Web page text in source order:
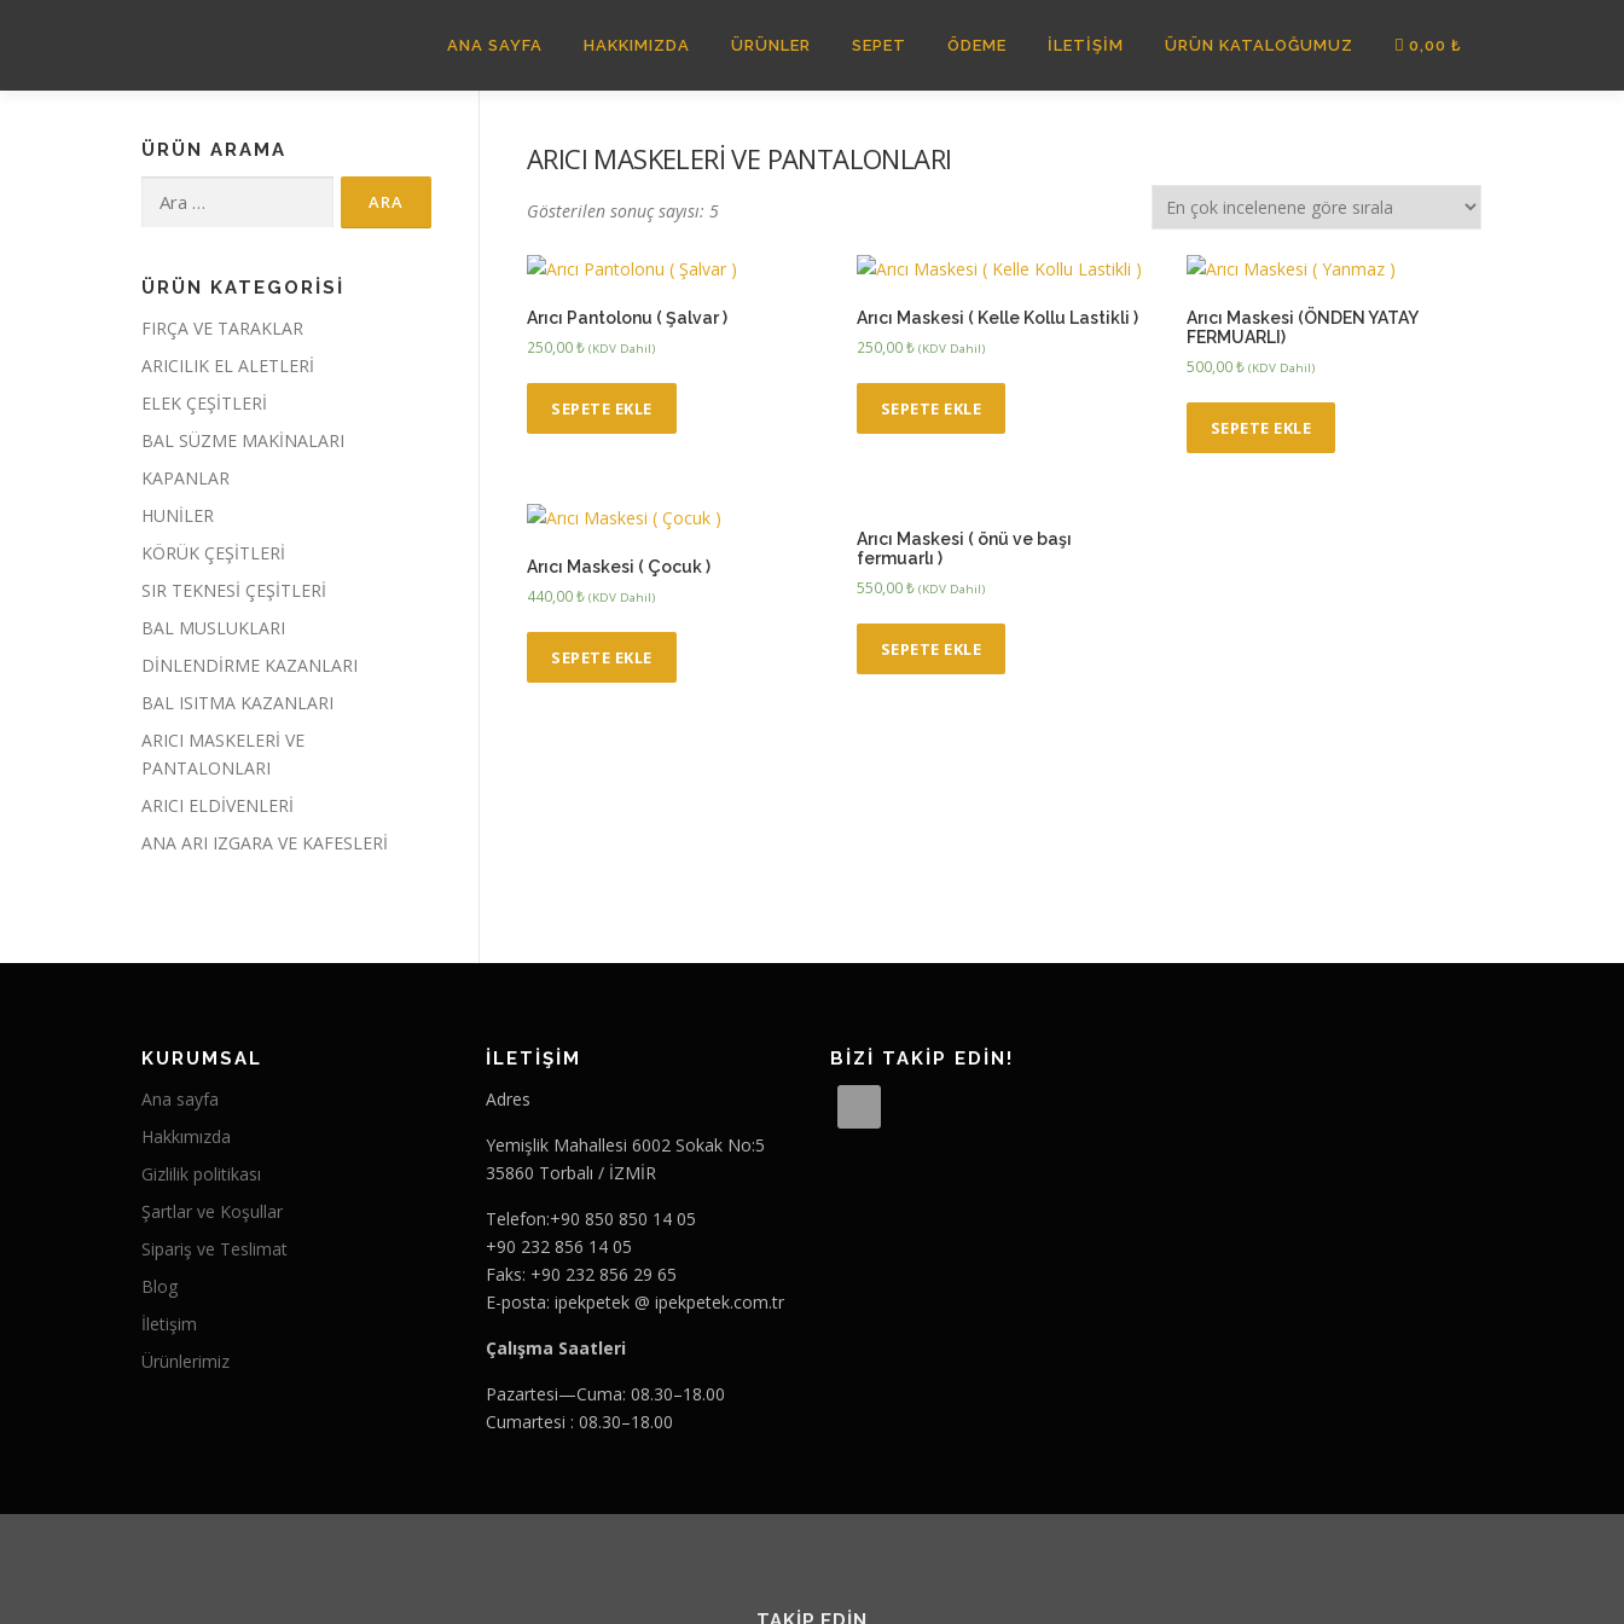
ANA SAYFA HAKKIMIZDA ÜRÜNLER SEPET ÖDEME İLETIŞIM ÜRÜN KATALOĞUMUZ 0,00 ₺
ARICI MASKELERİ VE PANTALONLARI
Gösterilen sonuç sayısı: 5
Arıcı Pantolonu ( Şalvar )
250,00₺ (KDV Dahil)
SEPETE EKLE
Arıcı Maskesi ( Kelle Kollu Lastikli )
250,00₺ (KDV Dahil)
SEPETE EKLE
Arıcı Maskesi (ÖNDEN YATAY
FERMUARLI)
500,00₺ (KDV Dahil)
SEPETE EKLE
Arıcı Maskesi ( Çocuk )
440,00₺ (KDV Dahil)
SEPETE EKLE
Arıcı Maskesi ( önü ve başı
fermuarlı )
550,00₺ (KDV Dahil)
SEPETE EKLE
ÜRÜN ARAMA
ÜRÜN KATEGORİSİ
FIRÇA VE TARAKLAR
ARICILIK EL ALETLERİ
ELEK ÇEŞİTLERİ
BAL SÜZME MAKİNALARI
KAPANLAR
HUNİLER
KÖRÜK ÇEŞİTLERİ
SIR TEKNESİ ÇEŞİTLERİ
BAL MUSLUKLARI
DİNLENDİRME KAZANLARI
BAL ISITMA KAZANLARI
ARICI MASKELERİ VE
PANTALONLARI
ARICI ELDİVENLERİ
ANA ARI IZGARA VE KAFESLERİ
KURUMSAL
Ana sayfa
Hakkımızda
Gizlilik politikası
Şartlar ve Koşullar
Sipariş ve Teslimat
Blog
İletişim
Ürünlerimiz
İLETİŞİM
Adres
Yemişlik Mahallesi 6002 Sokak No:5
35860 Torbalı / İZMİR
Telefon:+90 850 850 14 05
+90 232 856 14 05
Faks: +90 232 856 29 65
E-posta: ipekpetek @ ipekpetek.com.tr
Çalışma Saatleri
Pazartesi—Cuma: 08.30–18.00
Cumartesi : 08.30–18.00
BİZİ TAKİP EDİN!